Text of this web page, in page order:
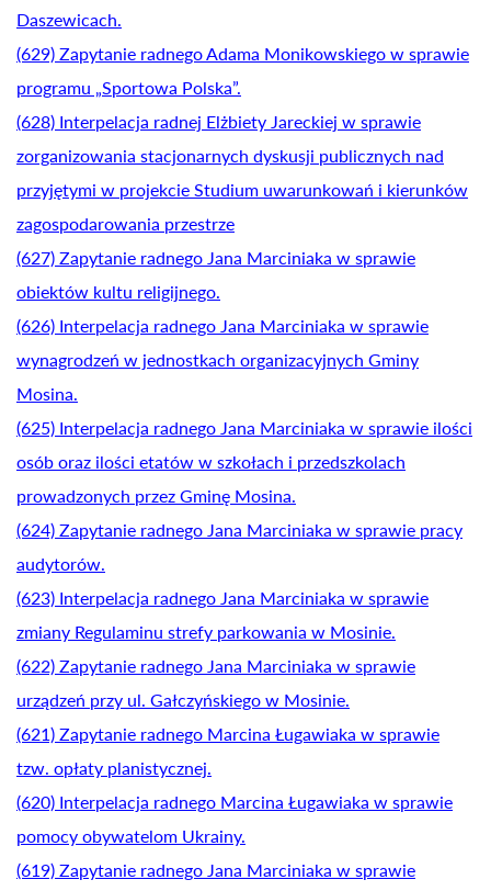
Daszewicach.
(629) Zapytanie radnego Adama Monikowskiego w sprawie
programu „Sportowa Polska”.
(628) Interpelacja radnej Elżbiety Jareckiej w sprawie
zorganizowania stacjonarnych dyskusji publicznych nad
przyjętymi w projekcie Studium uwarunkowań i kierunków
zagospodarowania przestrze
(627) Zapytanie radnego Jana Marciniaka w sprawie
obiektów kultu religijnego.
(626) Interpelacja radnego Jana Marciniaka w sprawie
wynagrodzeń w jednostkach organizacyjnych Gminy
Mosina.
(625) Interpelacja radnego Jana Marciniaka w sprawie ilości
osób oraz ilości etatów w szkołach i przedszkolach
prowadzonych przez Gminę Mosina.
(624) Zapytanie radnego Jana Marciniaka w sprawie pracy
audytorów.
(623) Interpelacja radnego Jana Marciniaka w sprawie
zmiany Regulaminu strefy parkowania w Mosinie.
(622) Zapytanie radnego Jana Marciniaka w sprawie
urządzeń przy ul. Gałczyńskiego w Mosinie.
(621) Zapytanie radnego Marcina Ługawiaka w sprawie
tzw. opłaty planistycznej.
(620) Interpelacja radnego Marcina Ługawiaka w sprawie
pomocy obywatelom Ukrainy.
(619) Zapytanie radnego Jana Marciniaka w sprawie